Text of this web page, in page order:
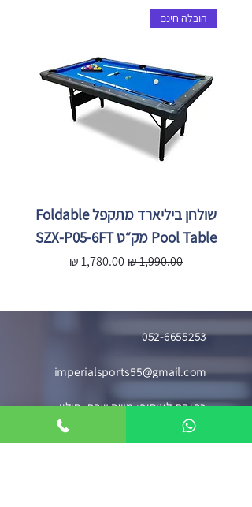
הובלה חינם
שולחן ביליארד מתקפל Foldable
Pool Table מק״ט SZX-P05-6FT
מחיר רגיל מחיר מבצע
P05-
052-6655253
imperialsports55@gmail.com
כתובת לאיסוף: משה שרת, חולון
א'-ה' 08:00-21:00, ו'- 08:00-17:00